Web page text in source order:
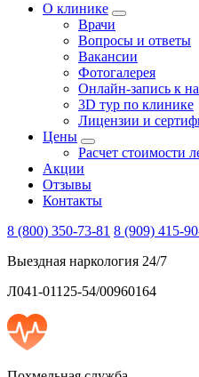
О клинике
Врачи
Вопросы и ответы
Вакансии
Фотогалерея
Онлайн-запись к
3D тур по клинике
Лицензии и
Цены
Расчет стоимости
Акции
Отзывы
Контакты
8 (800) 350-73-81 8 (909) 415-
Выездная наркология 24/7
Л041-01125-54/00960164